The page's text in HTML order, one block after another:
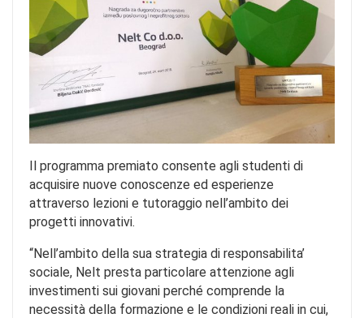
Il programma premiato consente agli studenti di
acquisire nuove conoscenze ed esperienze
attraverso lezioni e tutoraggio nell’ambito dei
progetti innovativi.
“Nell’ambito della sua strategia di responsabilita’
sociale, Nelt presta particolare attenzione agli
investimenti sui giovani perché comprende la
necessità della formazione e le condizioni reali in cui,